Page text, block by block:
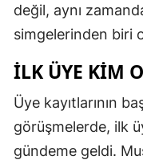
değil, aynı
simgelerinden biri
İLK ÜYE KIM
Üye kayıtlarının
görüşmelerde, ilk
gündeme geldi.